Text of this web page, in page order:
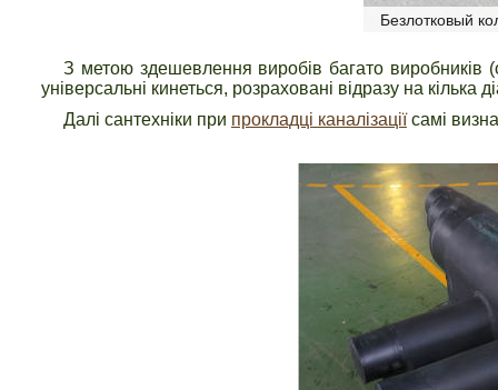
Безлотковый
З метою здешевлення виробів багато виробників
універсальні кинеться, розраховані відразу на кілька
Далі сантехніки при прокладці каналізаціїсамі